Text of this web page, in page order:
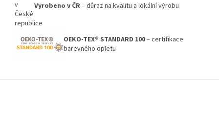
Vyrobeno v ČR– důraz na kvalitu a lokální výrobu
OEKO-TEX® STANDARD 100– certifikace
barevného opletu